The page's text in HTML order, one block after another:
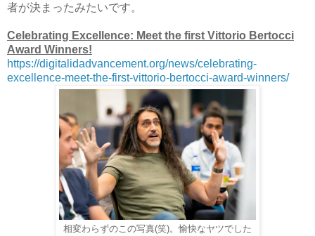
者が決まったみたいです。
Celebrating Excellence: Meet the first Vittorio Bertocci
Award Winners!
https://digitalidadvancement.org/news/celebrating-
excellence-meet-the-first-vittorio-bertocci-award-winners/
相変わらずのこの写真(笑)。愉快なヤツでした